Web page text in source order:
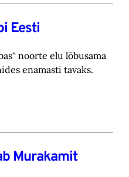
Eesti
noorte elu lõbusama
ena‎masti tavaks.‎
Murakamit